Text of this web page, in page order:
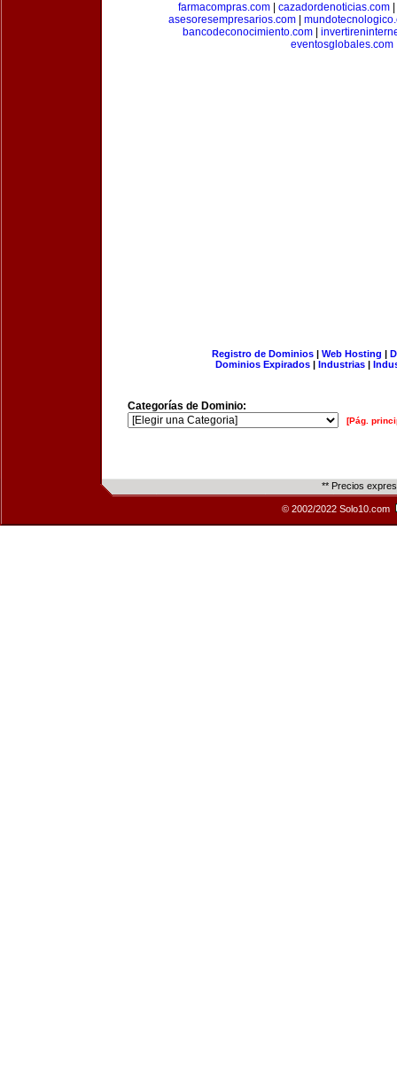
farmacompras.com
cazadordenoticias.com
asesoresempresarios.com
bancodeconocimiento.com
eventosglobales.com
Registro de Dominios| Web Hosting |
Dominios Expirados | Industrias |
Categorías de Dominio:
[Pág.
** Precios
© 2002/2022 Solo10.com